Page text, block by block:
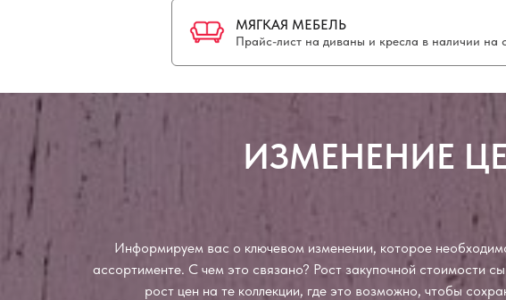
МЯГКАЯ МЕБЕЛЬ
Прайс-лист на диваны и кресла в наличии на
ИЗМЕНЕНИЕ
Информируем вас о ключевом изменении, которое
ассортименте. С чем это связано? Рост закупочной
рост цен на те коллекции, где это возможно, чтобы